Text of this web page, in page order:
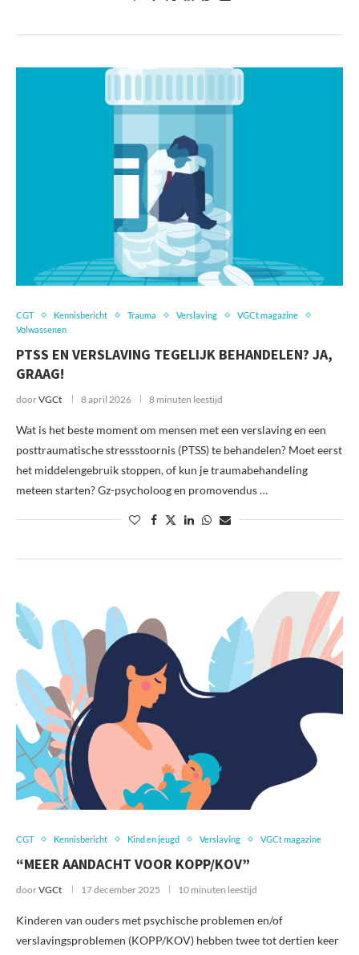
CGT Kennisbericht Trauma Verslaving
VGCt magazine
Volwassenen
PTSS EN VERSLAVING TEGELIJK BEHANDELEN? JA,
GRAAG!
doorVGCt 8 april 2026 8 minuten leestijd
Wat is het beste moment om mensen met een verslaving en een
posttraumatische stressstoornis (PTSS) te behandelen? Moet eerst
het middelengebruik stoppen, of kun je traumabehandeling
meteen starten? Gz-psycholoog en promovendus …
CGT Kennisbericht Kind en jeugd Verslaving VGCt magazine
“MEER AANDACHT VOOR KOPP/KOV”
doorVGCt 17 december 2025 10 minuten leestijd
Kinderen van ouders met psychische problemen en/of
verslavingsproblemen (KOPP/KOV) hebben twee tot dertien keer